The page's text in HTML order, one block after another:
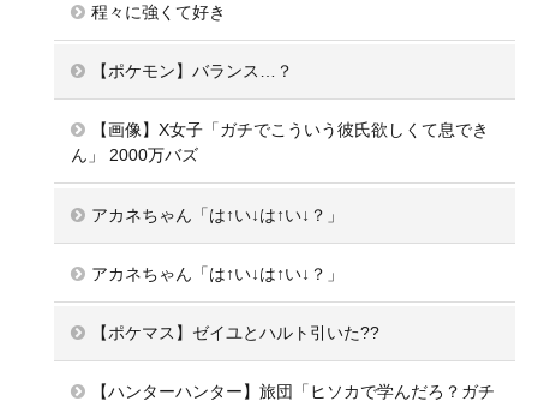
程々に強くて好き
【ポケモン】バランス…？
【画像】X女子「ガチでこういう彼氏欲しくて息でき
ん」 2000万バズ
アカネちゃん「は↑い↓は↑い↓？」
アカネちゃん「は↑い↓は↑い↓？」
【ポケマス】ゼイユとハルト引いた??
【ハンターハンター】旅団「ヒソカで学んだろ？ガチ